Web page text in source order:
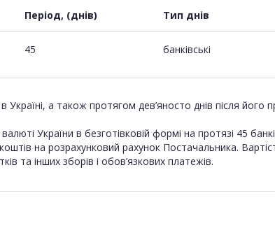
Період, (днів) Тип днів
45 банківські
а також протягом дев’яносто днів після його
України в безготівковій формі на протязі 45
на розрахунковий рахунок Постачальника.
та інших зборів і обов’язкових платежів.